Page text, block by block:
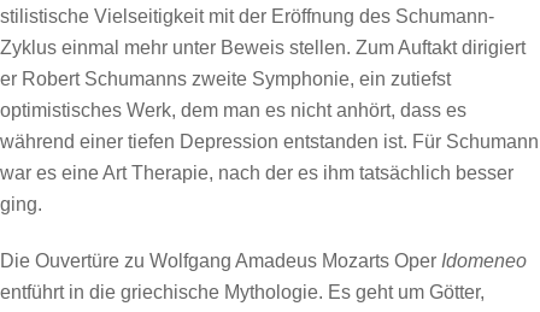
stilistische Vielseitigkeit mit der Eröffnung des Schumann-
Zyklus einmal mehr unter Beweis stellen. Zum Auftakt dirigiert
er Robert Schumanns zweite Symphonie, ein zutiefst
optimistisches Werk, dem man es nicht anhört, dass es
während einer tiefen Depression entstanden ist. Für Schumann
war es eine Art Therapie, nach der es ihm tatsächlich besser
ging.
Die Ouvertüre zu Wolfgang Amadeus Mozarts Oper Idomeneo
entführt in die griechische Mythologie. Es geht um Götter,